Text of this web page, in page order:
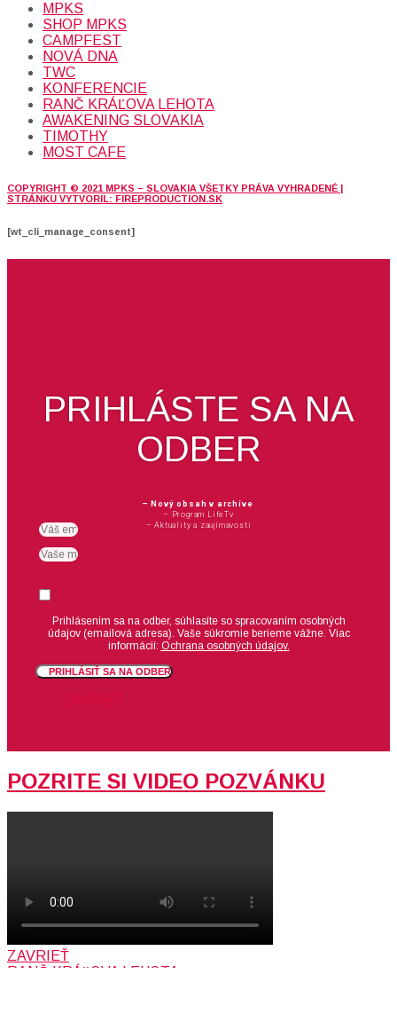
MPKS
SHOP MPKS
CAMPFEST
NOVÁ DNA
TWC
KONFERENCIE
RANČ KRÁĽOVA LEHOTA
AWAKENING SLOVAKIA
TIMOTHY
MOST CAFE
COPYRIGHT © 2021 MPKS – SLOVAKIA VŠETKY PRÁVA VYHRADENÉ |
STRÁNKU VYTVORIL: FIREPRODUCTION.SK
[wt_cli_manage_consent]
PRIHLÁSTE SA NA
ODBER
– Nový obsah v archíve
– Program LifeTv
– Aktuality a zaujímavosti
Prihlásením sa na odber, súhlasíte so spracovaním osobných
údajov (emailová adresa). Vaše súkromie berieme vážne. Viac
informácií: Ochrana osobných údajov.
PRIHLÁSIŤ SA NA ODBER
POZRITE SI VIDEO POZVÁNKU
ZAVRIEŤ
RANČ KRÁĽOVA LEHOTA